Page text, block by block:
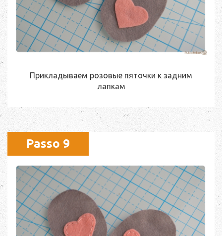
Прикладываем розовые пяточки к задним
лапкам
Passo 9